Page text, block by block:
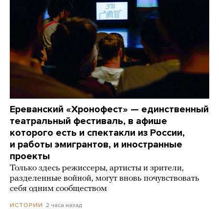
Ереванский «Хронофест» — единственный
театральный фестиваль, в афише
которого есть и спектакли из России,
и работы эмигрантов, и иностранные
проекты
Только здесь режиссеры, артисты и зрители,
разделенные войной, могут вновь почувствовать
себя одним сообществом
ИСТОРИИ 2 часа назад